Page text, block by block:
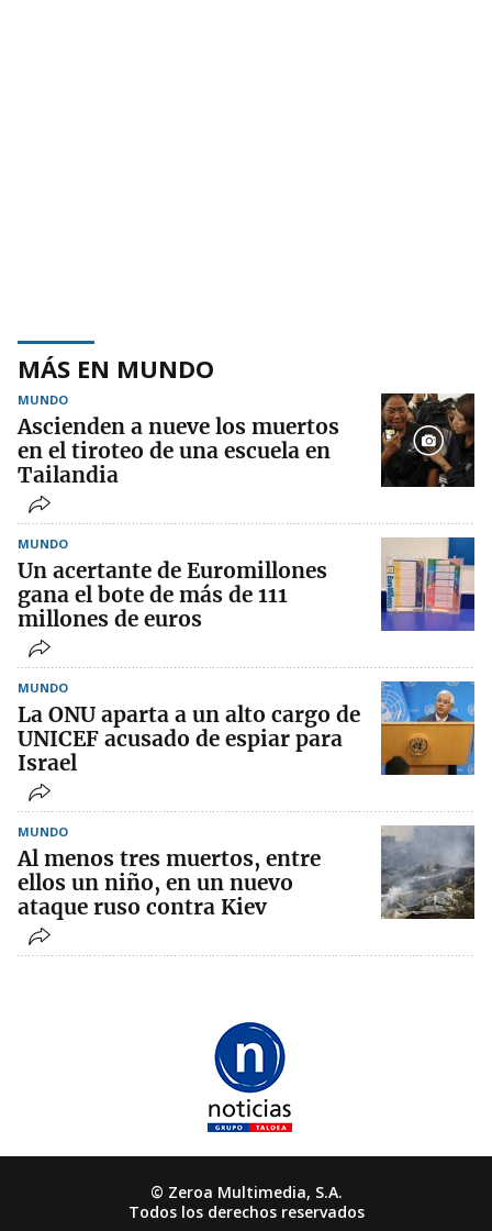
MÁS EN MUNDO
MUNDO
Ascienden a nueve los muertos
en el tiroteo de una escuela en
Tailandia
MUNDO
Un acertante de Euromillones
gana el bote de más de 111
millones de euros
MUNDO
La ONU aparta a un alto cargo de
UNICEF acusado de espiar para
Israel
MUNDO
Al menos tres muertos, entre
ellos un niño, en un nuevo
ataque ruso contra Kiev
© Zeroa Multimedia, S.A.
Todos los derechos reservados